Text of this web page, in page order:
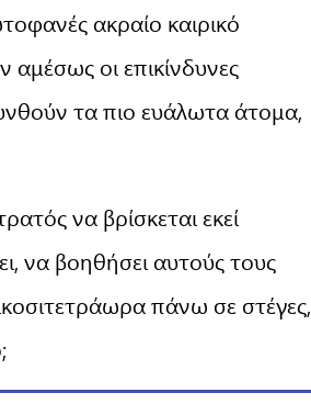
ακραίο καιρικό
οι επικίνδυνες
τα πιο ευάλωτα άτομα,
να βρίσκεται εκεί
να βοηθήσει αυτούς τους
πάνω σε στέγες,